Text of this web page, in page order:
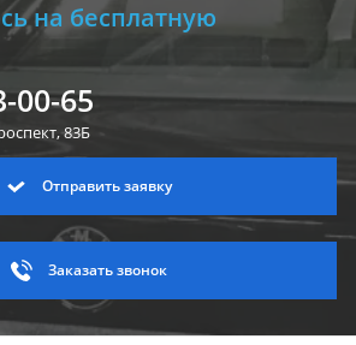
на бесплатную
00-65
83Б
Отправить заявку
Заказать звонок